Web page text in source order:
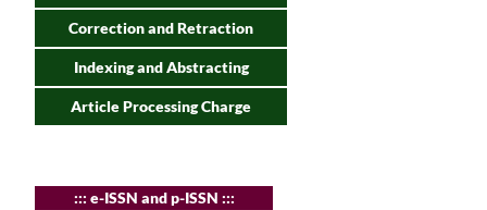
Correction and Retraction
Indexing and Abstracting
Article Processing Charge
::: e-ISSN and p-ISSN :::